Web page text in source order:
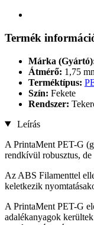
Termék
Márka
Átmérő: 1,75
Terméktípus:
Szín: Fekete
Rendszer:
Leírás
A PrintaMent PET-G
rendkívül robusztus, de
Az ABS Filamenttel
keletkezik
A PrintaMent PET-G
adalékanyagok